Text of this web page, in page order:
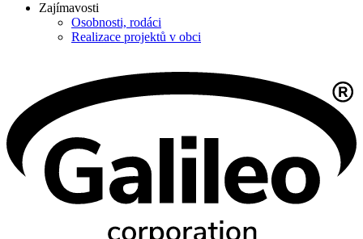
Zajímavosti
Osobnosti, rodáci
Realizace projektů v obci